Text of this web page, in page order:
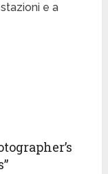
e a